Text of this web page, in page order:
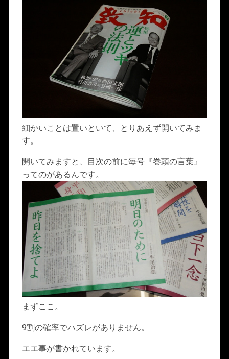
細かいことは置いといて、とりあえず開いてみま
す。
開いてみますと、目次の前に毎号『巻頭の言葉』
ってのがあるんです。
まずここ。
9割の確率でハズレがありません。
エエ事が書かれています。